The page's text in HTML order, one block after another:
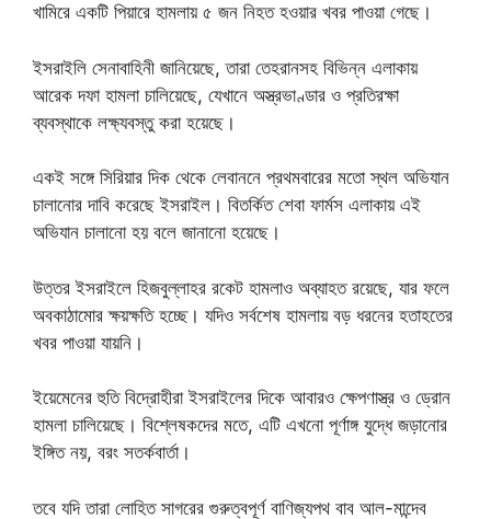
খামিরে একটি পিয়ারে হামলায় ৫ জন নিহত হওয়ার খবর পাওয়া গেছে।
ইসরাইলি সেনাবাহিনী জানিয়েছে, তারা তেহরানসহ বিভিন্ন এলাকায়
আরেক দফা হামলা চালিয়েছে, যেখানে অস্ত্রভাণ্ডার ও প্রতিরক্ষা
ব্যবস্থাকে লক্ষ্যবস্তু করা হয়েছে।
একই সঙ্গে সিরিয়ার দিক থেকে লেবাননে প্রথমবারের মতো স্থল অভিযান
চালানোর দাবি করেছে ইসরাইল। বিতর্কিত শেবা ফার্মস এলাকায় এই
অভিযান চালানো হয় বলে জানানো হয়েছে।
উত্তর ইসরাইলে হিজবুল্লাহর রকেট হামলাও অব্যাহত রয়েছে, যার ফলে
অবকাঠামোর ক্ষয়ক্ষতি হচ্ছে। যদিও সর্বশেষ হামলায় বড় ধরনের হতাহতের
খবর পাওয়া যায়নি।
ইয়েমেনের হুতি বিদ্রোহীরা ইসরাইলের দিকে আবারও ক্ষেপণাস্ত্র ও ড্রোন
হামলা চালিয়েছে। বিশ্লেষকদের মতে, এটি এখনো পূর্ণাঙ্গ যুদ্ধে জড়ানোর
ইঙ্গিত নয়, বরং সতর্কবার্তা।
তবে যদি তারা লোহিত সাগরের গুরুত্বপূর্ণ বাণিজ্যপথ বাব আল-মান্দেব